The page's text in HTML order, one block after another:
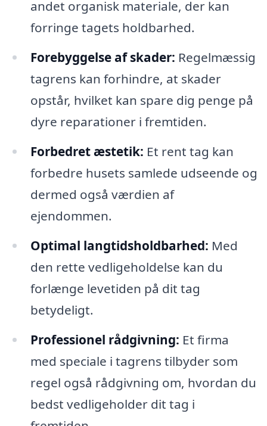
andet organisk materiale, der kan
forringe tagets holdbarhed.
Forebyggelse af skader: Regelmæssig
tagrens kan forhindre, at skader
opstår, hvilket kan spare dig penge på
dyre reparationer i fremtiden.
Forbedret æstetik: Et rent tag kan
forbedre husets samlede udseende og
dermed også værdien af
ejendommen.
Optimal langtidsholdbarhed: Med
den rette vedligeholdelse kan du
forlænge levetiden på dit tag
betydeligt.
Professionel rådgivning: Et firma
med speciale i tagrens tilbyder som
regel også rådgivning om, hvordan du
bedst vedligeholder dit tag i